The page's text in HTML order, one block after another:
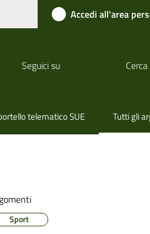
Accedi all'area
Seguici su Cerca
telematico SUE Tutti gli
Menu
Sport